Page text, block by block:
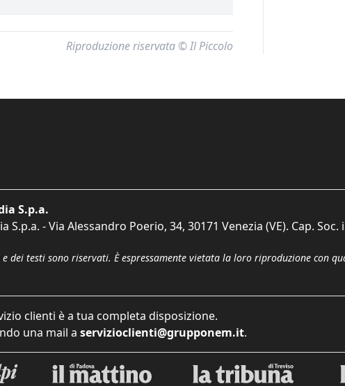
Riproduzione riservata © Il Piccolo
S.p.a.
- Via Alessandro Poerio, 34, 30171 Venezia (VE). Cap. Soc.
dei testi sono riservati. È espressamente vietata la loro riproduzione con
clienti è a tua completa disposizione.
una mail a servizioclienti@grupponem.it.